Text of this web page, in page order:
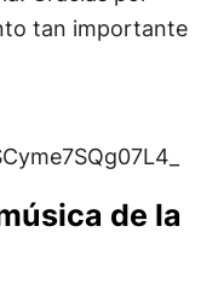
Gracias por
tan importante
de la